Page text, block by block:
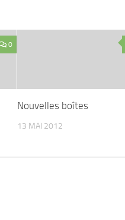
0
Nouvelles boîtes
13 MAI 2012